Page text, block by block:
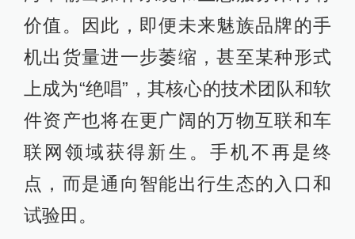
价值。因此，即便未来魅族品牌的手
机出货量进一步萎缩，甚至某种形式
上成为“绝唱”，其核心的技术团队和软
件资产也将在更广阔的万物互联和车
联网领域获得新生。手机不再是终
点，而是通向智能出行生态的入口和
试验田。